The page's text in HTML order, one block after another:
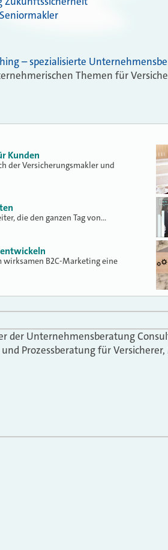
– spezialisierte
Themen für
Kunden
der Versicherungsmakler und
die den ganzen Tag von…
wirksamen B2C-Marketing eine
der Unternehmensberatung
Prozessberatung für Versicherer,